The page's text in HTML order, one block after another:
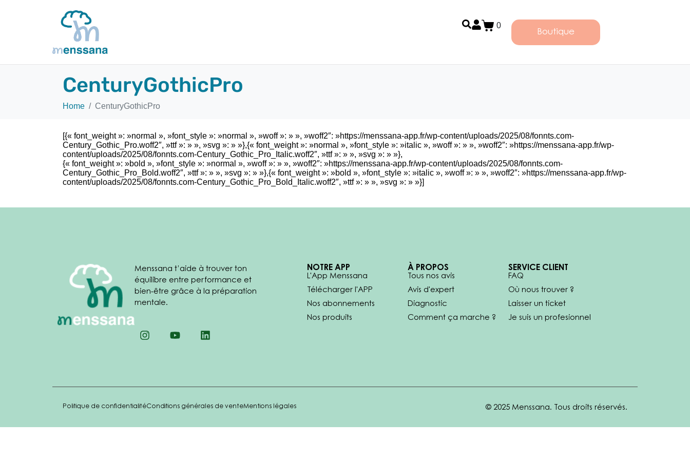
0
Boutique
CenturyGothicPro
Home CenturyGothicPro
[{« font_weight »: »normal », »font_style »: »normal », »woff »: » », »woff2″: »https://menssana-app.fr/wp-content/uploads/2025/08/fonnts.com-
Century_Gothic_Pro.woff2″, »ttf »: » », »svg »: » »},{« font_weight »: »normal », »font_style »: »italic », »woff »: » », »woff2″: »https://menssana-app.fr/wp-
content/uploads/2025/08/fonnts.com-Century_Gothic_Pro_Italic.woff2″, »ttf »: » », »svg »: » »},
{« font_weight »: »bold », »font_style »: »normal », »woff »: » », »woff2″: »https://menssana-app.fr/wp-content/uploads/2025/08/fonnts.com-
Century_Gothic_Pro_Bold.woff2″, »ttf »: » », »svg »: » »},{« font_weight »: »bold », »font_style »: »italic », »woff »: » », »woff2″: »https://menssana-app.fr/wp-
content/uploads/2025/08/fonnts.com-Century_Gothic_Pro_Bold_Italic.woff2″, »ttf »: » », »svg »: » »}]
Menssana t’aide à trouver ton
équilibre entre performance et
bien-être grâce à la préparation
mentale.
NOTRE APP
L'App Menssana
Télécharger l'APP
Nos abonnements
Nos produits
À PROPOS
Tous nos avis
Avis d'expert
Diagnostic
Comment ça marche ?
SERVICE CLIENT
FAQ
Où nous trouver ?
Laisser un ticket
Je suis un profesionnel
Politique de confidentialitéConditions générales de venteMentions légales © 2025 Menssana. Tous droits réservés.